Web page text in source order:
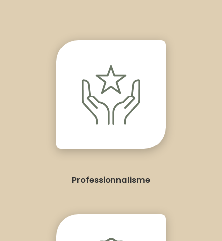
Professionnalisme